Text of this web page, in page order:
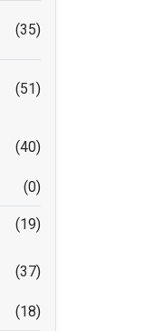
(35)
(51)
(40)
(0)
(19)
(37)
(18)